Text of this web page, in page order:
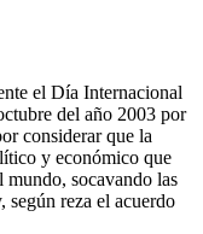
el Día Internacional
del año 2003 por
considerar que la
y económico que
mundo, socavando las
reza el acuerdo